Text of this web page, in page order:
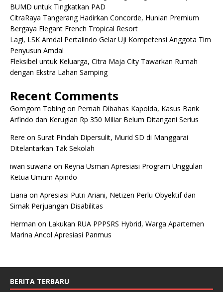
BUMD untuk Tingkatkan PAD
CitraRaya Tangerang Hadirkan Concorde, Hunian Premium
Bergaya Elegant French Tropical Resort
Lagi, LSK Amdal Pertalindo Gelar Uji Kompetensi Anggota Tim
Penyusun Amdal
Fleksibel untuk Keluarga, Citra Maja City Tawarkan Rumah
dengan Ekstra Lahan Samping
Recent Comments
Gomgom Tobingon Pernah Dibahas Kapolda, Kasus Bank
Arfindo dan Kerugian Rp 350 Miliar Belum Ditangani Serius
Rere on Surat Pindah Dipersulit, Murid SD di Manggarai
Ditelantarkan Tak Sekolah
iwan suwana on Reyna Usman Apresiasi Program Unggulan
Ketua Umum Apindo
Liana on Apresiasi Putri Ariani, Netizen Perlu Obyektif dan
Simak Perjuangan Disabilitas
Herman on Lakukan RUA PPPSRS Hybrid, Warga Apartemen
Marina Ancol Apresiasi Panmus
BERITA TERBARU